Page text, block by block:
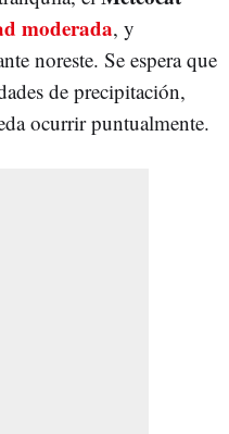
moderada, y
noreste. Se espera que
de precipitación,
ocurrir puntualmente.